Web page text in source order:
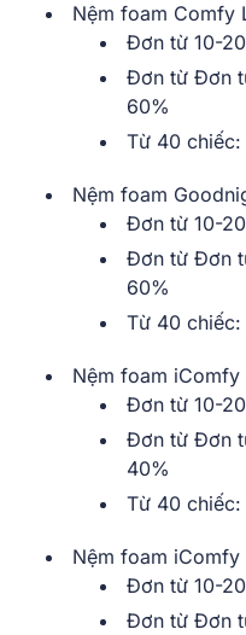
Nệm foam Comfy
Đơn từ 10-
Đơn từ Đơn
60%
Từ 40
Nệm foam
Đơn từ 10-
Đơn từ Đơn
60%
Từ 40
Nệm foam iComfy
Đơn từ 10-
Đơn từ Đơn
40%
Từ 40
Nệm foam iComfy
Đơn từ 10-
Đơn từ Đơn